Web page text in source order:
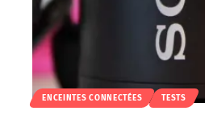
ENCEINTES CONNECTÉES TESTS